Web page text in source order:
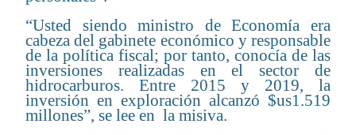
“Usted siendo ministro de Economía era
cabeza del gabinete económico y responsable
de la política fiscal; por tanto, conocía de las
inversiones realizadas en el sector de
hidrocarburos. Entre 2015 y 2019, la
inversión en exploración alcanzó $us1.519
millones”, se lee en la misiva.